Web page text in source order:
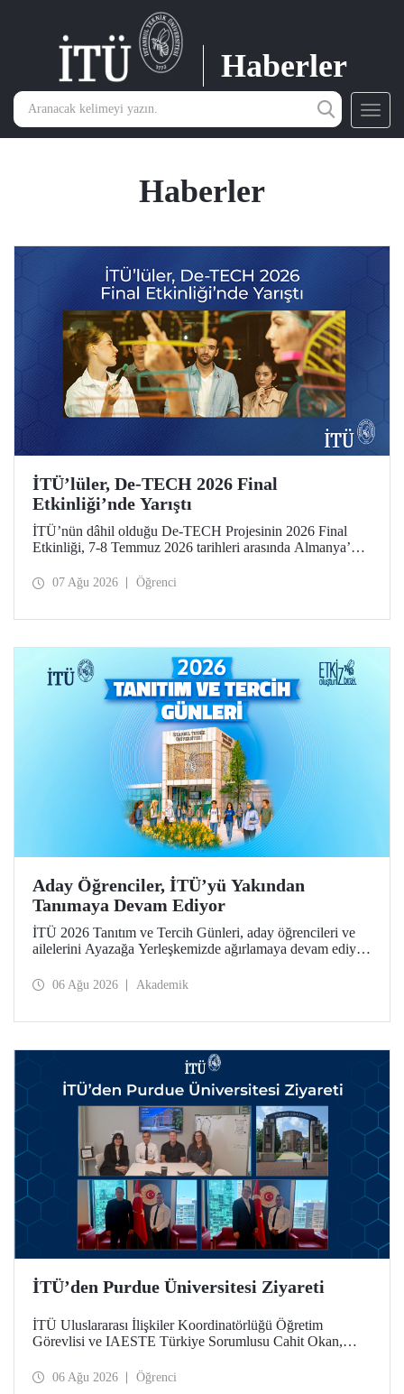
Haberler
Haberler
İTÜ’lüler, De-TECH 2026 Final
Etkinliği’nde Yarıştı
İTÜ’nün dâhil olduğu De-TECH Projesinin 2026 Final
Etkinliği, 7-8 Temmuz 2026 tarihleri arasında Almanya’da
İTÜ’lü girişimciler, etkinlikte girişimlerini ve projelerini
Teknoloji Müsabakası – Gıda ve Tarım Edisyonu’nda “En
Yaratıcı Fikir” kategorisinde birincilik ödülünün sahibi
oldu.
07 Ağu 2026 Öğrenci
Aday Öğrenciler, İTÜ’yü Yakından
Tanımaya Devam Ediyor
İTÜ 2026 Tanıtım ve Tercih Günleri, aday öğrencileri ve
ailelerini Ayazağa Yerleşkemizde ağırlamaya devam ediyor.
ilgili fakülte ve birimler adaylara bilgi vermeye devam
06 Ağu 2026 Akademik
İTÜ’den Purdue Üniversitesi Ziyareti
İTÜ Uluslararası İlişkiler Koordinatörlüğü Öğretim
Görevlisi ve IAESTE Türkiye Sorumlusu Cahit Okan,
Temmuz tarihlerinde ABD’de dünyanın önde gelen
06 Ağu 2026 Öğrenci